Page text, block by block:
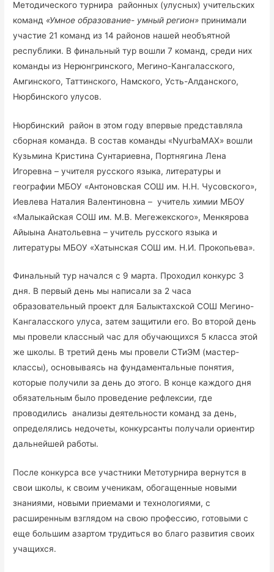
Методического турнира районных (улусных) учительских
команд «Умное образование- умный регион» принимали
участие 21 команд из 14 районов нашей необъятной
республики. В финальный тур вошли 7 команд, среди них
команды из Нерюнгринского, Мегино-Кангаласского,
Амгинского, Таттинского, Намского, Усть-Алданского,
Нюрбинского улусов.
Нюрбинский район в этом году впервые представляла
сборная команда. В состав команды «NyurbaMAX» вошли
Кузьмина Кристина Сунтариевна, Портнягина Лена
Игоревна – учителя русского языка, литературы и
географии МБОУ «Антоновская СОШ им. Н.Н. Чусовского»,
Иевлева Наталия Валентиновна – учитель химии МБОУ
«Малыкайская СОШ им. М.В. Мегежекского», Менкярова
Айыына Анатольевна – учитель русского языка и
литературы МБОУ «Хатынская СОШ им. Н.И. Прокопьева».
Финальный тур начался с 9 марта. Проходил конкурс 3
дня. В первый день мы написали за 2 часа
образовательный проект для Балыктахской СОШ Мегино-
Кангаласского улуса, затем защитили его. Во второй день
мы провели классный час для обучающихся 5 класса этой
же школы. В третий день мы провели СТиЭМ (мастер-
классы), основываясь на фундаментальные понятия,
которые получили за день до этого. В конце каждого дня
обязательным было проведение рефлексии, где
проводились анализы деятельности команд за день,
определялись недочеты, конкурсанты получали ориентир
дальнейшей работы.
После конкурса все участники Метотурнира вернутся в
свои школы, к своим ученикам, обогащенные новыми
знаниями, новыми приемами и технологиями, с
расширенным взглядом на свою профессию, готовыми с
еще большим азартом трудиться во благо развития своих
учащихся.